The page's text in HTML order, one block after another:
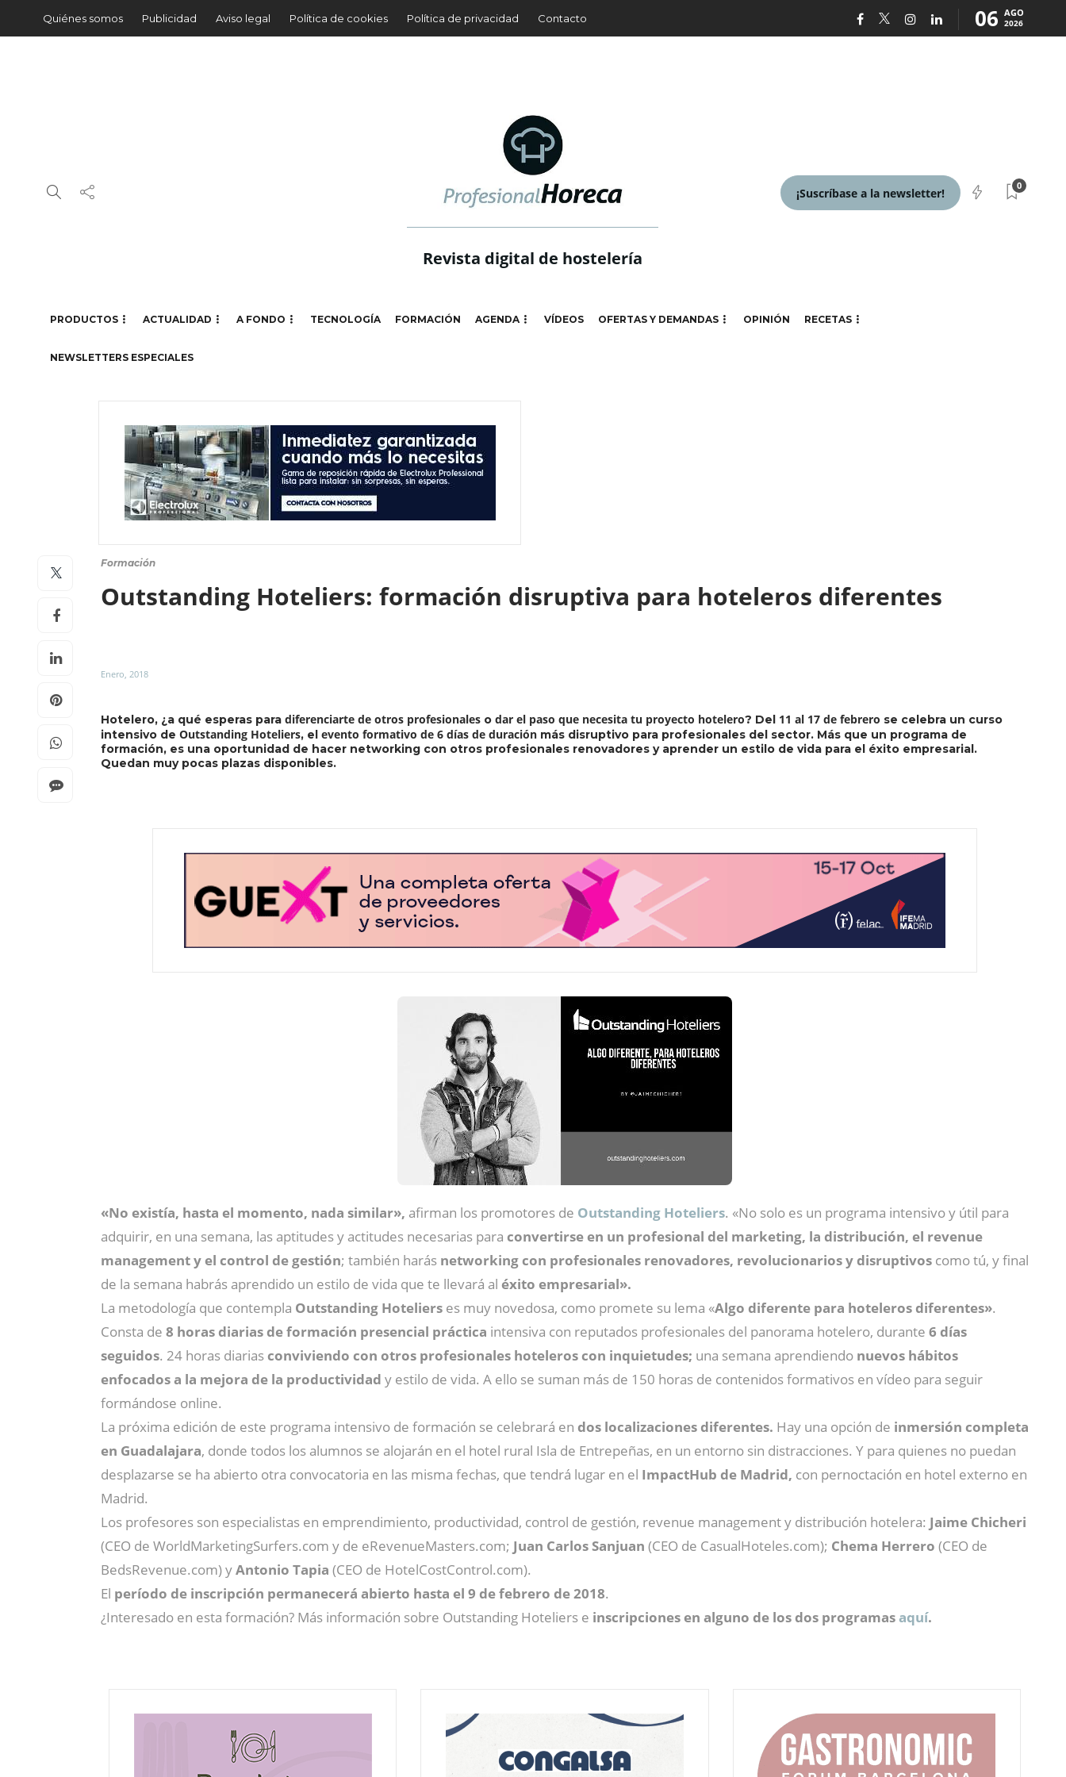
Quiénes somos Publicidad Aviso legal Política de cookies Política de privacidad Contacto 06 AGO
2026
Revista digital de hostelería
¡Suscríbase a la newsletter!
0
PRODUCTOS ACTUALIDAD A FONDO TECNOLOGÍA FORMACIÓN AGENDA VÍDEOS OFERTAS Y DEMANDAS OPINIÓN RECETAS
NEWSLETTERS ESPECIALES
Formación
Outstanding Hoteliers: formación disruptiva para hoteleros diferentes
Enero, 2018
Hotelero, ¿a qué esperas para diferenciarte de otros profesionales o dar el paso que necesita tu proyecto hotelero? Del 11 al 17 de febrero se celebra un curso
intensivo de Outstanding Hoteliers, el evento formativo de 6 días de duración más disruptivo para profesionales del sector. Más que un programa de
formación, es una oportunidad de hacer networking con otros profesionales renovadores y aprender un estilo de vida para el éxito empresarial.
Quedan muy pocas plazas disponibles.
«No existía, hasta el momento, nada similar», afirman los promotores de Outstanding Hoteliers. «No solo es un programa intensivo y útil para
adquirir, en una semana, las aptitudes y actitudes necesarias para convertirse en un profesional del marketing, la distribución, el revenue
management y el control de gestión; también harás networking con profesionales renovadores, revolucionarios y disruptivos como tú, y final
de la semana habrás aprendido un estilo de vida que te llevará al éxito empresarial».
La metodología que contempla Outstanding Hoteliers es muy novedosa, como promete su lema «Algo diferente para hoteleros diferentes».
Consta de 8 horas diarias de formación presencial práctica intensiva con reputados profesionales del panorama hotelero, durante 6 días
seguidos. 24 horas diariasconviviendo con otros profesionales hoteleros con inquietudes; una semana aprendiendo nuevos hábitos
enfocados a la mejora de la productividad y estilo de vida. A ello se suman más de 150 horas de contenidos formativos en vídeo para seguir
formándose online.
La próxima edición de este programa intensivo de formación se celebrará en dos localizaciones diferentes. Hay una opción de inmersión completa
en Guadalajara, donde todos los alumnos se alojarán en el hotel rural Isla de Entrepeñas, en un entorno sin distracciones. Y para quienes no puedan
desplazarse se ha abierto otra convocatoria en las misma fechas, que tendrá lugar en el ImpactHub de Madrid, con pernoctación en hotel externo en
Madrid.
Los profesores son especialistas en emprendimiento, productividad, control de gestión, revenue management y distribución hotelera: Jaime Chicheri
(CEO de WorldMarketingSurfers.com y de eRevenueMasters.com; Juan Carlos Sanjuan (CEO de CasualHoteles.com); Chema Herrero (CEO de
BedsRevenue.com) yAntonio Tapia (CEO de HotelCostControl.com).
El período de inscripción permanecerá abierto hasta el 9 de febrero de 2018.
¿Interesado en esta formación? Más información sobre Outstanding Hoteliers e inscripciones en alguno de los dos programas aquí.